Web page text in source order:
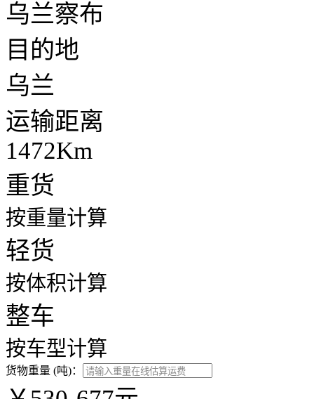
乌兰察布
目的地
乌兰
运输距离
1472Km
重货
按重量计算
轻货
按体积计算
整车
按车型计算
货物重量 (吨)：